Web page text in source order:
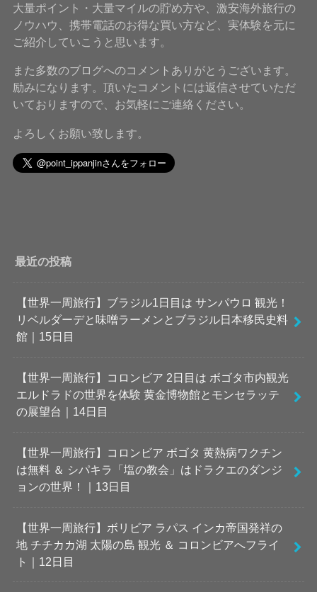
大量ポイント・大量マイルの貯め方や、激安海外旅行の
ノウハウ、携帯電話のお得な買い方など、実体験を元に
ご紹介していこうと思います。
また多数のブログへのコメントありがとうございます。
励みになります。頂いたコメントには返信させていただ
いておりますので、お気軽にご連絡ください。
よろしくお願い致します。
最近の投稿
【世界一周旅行】ブラジル1日目は サンパウロ 観光！
リベルダーデと味噌ラーメンとブラジル日本移民史料
館｜15日目
【世界一周旅行】コロンビア 2日目は ボゴタ市内観光
エルドラドの世界を体験 黄金博物館とモンセラッテ
の展望台｜14日目
【世界一周旅行】コロンビア ボゴタ 黄熱病ワクチン
は無料 ＆ シパキラ「塩の教会」はドラクエのダンジ
ョンの世界！｜13日目
【世界一周旅行】ボリビア ラパス インカ帝国発祥の
地 チチカカ湖 太陽の島 観光 ＆ コロンビアへフライ
ト｜12日目